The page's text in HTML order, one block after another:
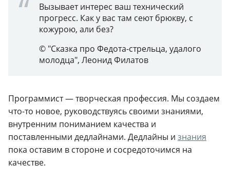
Вызывает интерес ваш технический
прогресс. Как у вас там сеют брюкву, с
кожурою, али без?
© "Сказка про Федота-стрельца, удалого
молодца", Леонид Филатов
Программист — творческая профессия. Мы создаем
что-то новое, руководствуясь своими знаниями,
внутренним пониманием качества и
поставленными дедлайнами. Дедлайны и знания
пока оставим в стороне и сосредоточимся на
качестве.